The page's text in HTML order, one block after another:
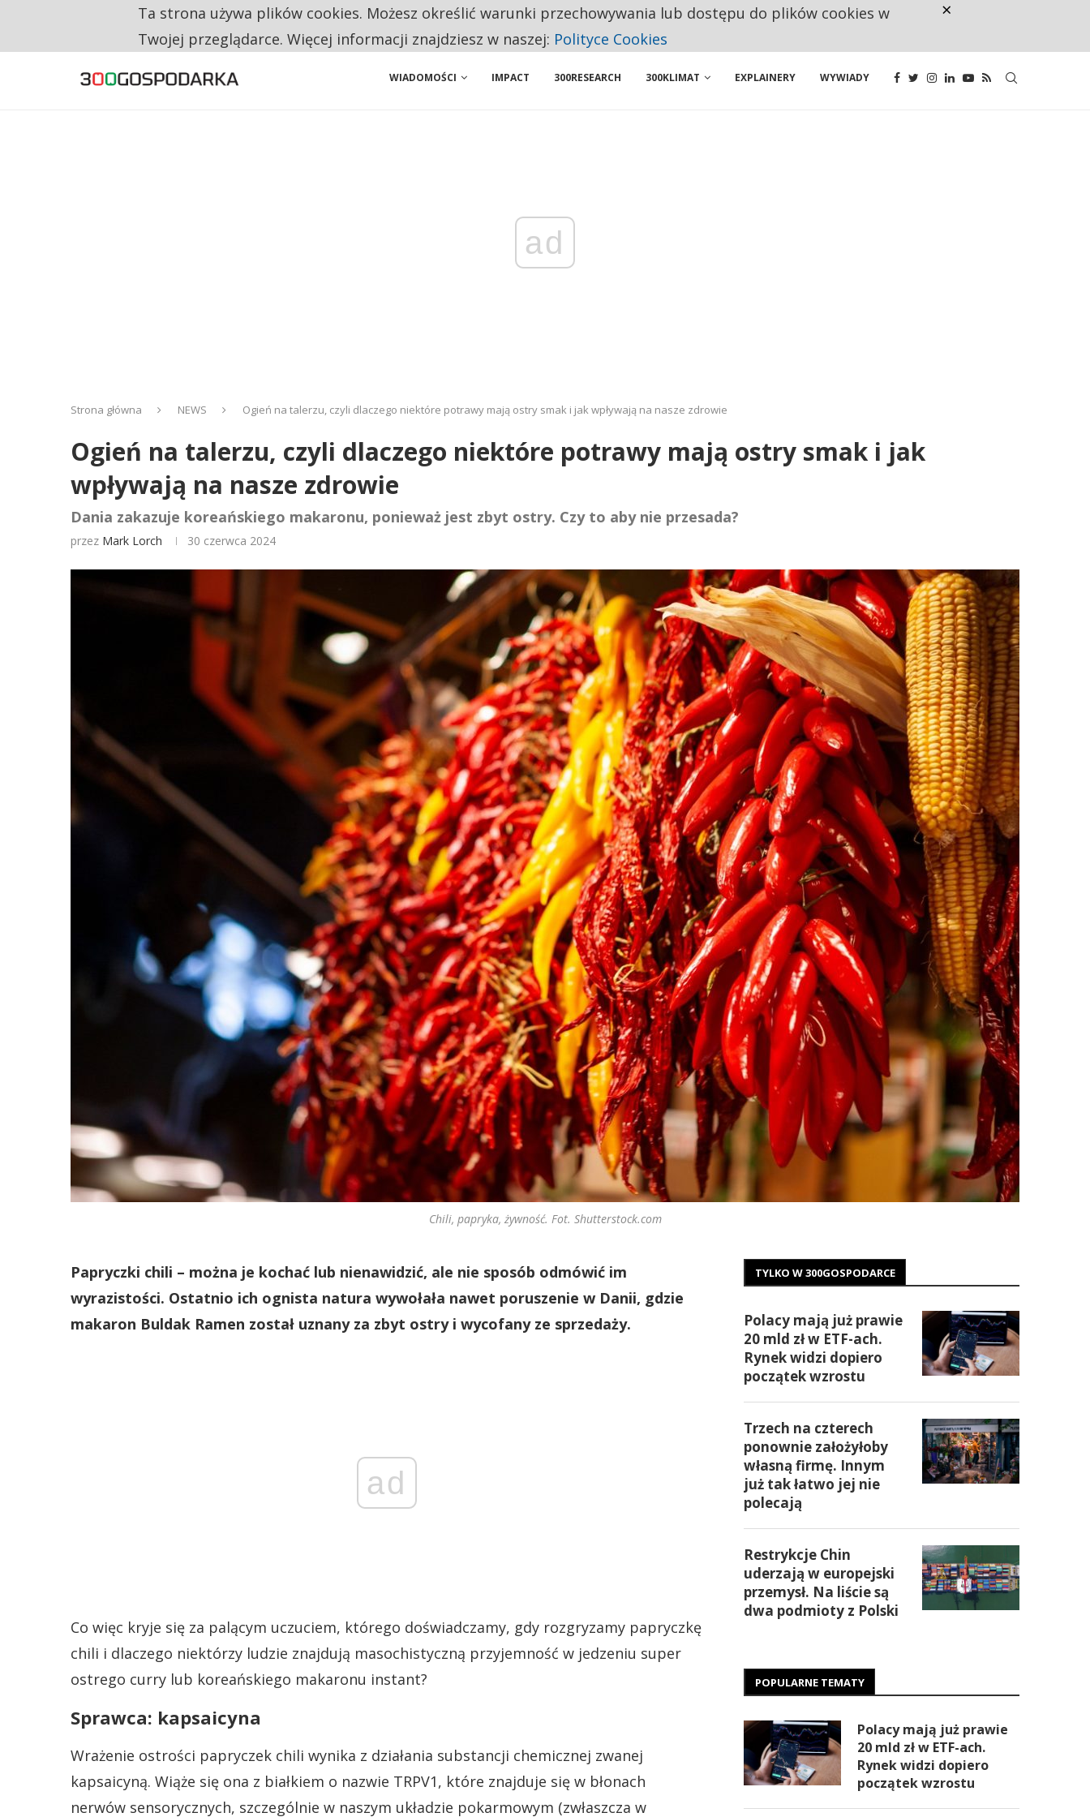
RESTRYKCJE CHIN UDERZAJĄ W EUROPEJSKI PRZEMYSŁ. NA LIŚCIE SĄ DWA PODMIOTY Z POLSKI
WIADOMOŚCI IMPACT 300RESEARCH 300KLIMAT EXPLAINERY WYWIADY
ad
Strona główna NEWS Ogień na talerzu, czyli dlaczego niektóre potrawy mają ostry smak i jak wpływają na nasze zdrowie
Ogień na talerzu, czyli dlaczego niektóre potrawy mają ostry smak i jak
wpływają na nasze zdrowie
Dania zakazuje koreańskiego makaronu, ponieważ jest zbyt ostry. Czy to aby nie przesada?
przez Mark Lorch 30 czerwca 2024
Chili, papryka, żywność. Fot. Shutterstock.com
Papryczki chili – można je kochać lub nienawidzić, ale nie sposób odmówić im
wyrazistości. Ostatnio ich ognista natura wywołała nawet poruszenie w Danii, gdzie
makaron Buldak Ramen został uznany za zbyt ostry i wycofany ze sprzedaży.
ad
Co więc kryje się za palącym uczuciem, którego doświadczamy, gdy rozgryzamy papryczkę
chili i dlaczego niektórzy ludzie znajdują masochistyczną przyjemność w jedzeniu super
ostrego curry lub koreańskiego makaronu instant?
Sprawca: kapsaicyna
Wrażenie ostrości papryczek chili wynika z działania substancji chemicznej zwanej
kapsaicyną. Wiąże się ona z białkiem o nazwie TRPV1, które znajduje się w błonach
nerwów sensorycznych, szczególnie w naszym układzie pokarmowym (zwłaszcza w
TYLKO W 300GOSPODARCE
Polacy mają już prawie
20 mld zł w ETF-ach.
Rynek widzi dopiero
początek wzrostu
Trzech na czterech
ponownie założyłoby
własną firmę. Innym
już tak łatwo jej nie
polecają
Restrykcje Chin
uderzają w europejski
przemysł. Na liście są
dwa podmioty z Polski
POPULARNE TEMATY
Polacy mają już prawie
20 mld zł w ETF-ach.
Rynek widzi dopiero
początek wzrostu
Ta strona używa plików cookies. Możesz określić warunki przechowywania lub dostępu do plików cookies w
Twojej przeglądarce. Więcej informacji znajdziesz w naszej: Polityce Cookies
×